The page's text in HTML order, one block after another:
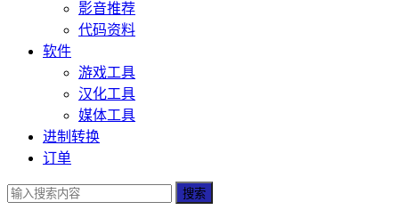
影音推荐
代码资料
软件
游戏工具
汉化工具
媒体工具
进制转换
订单
搜索